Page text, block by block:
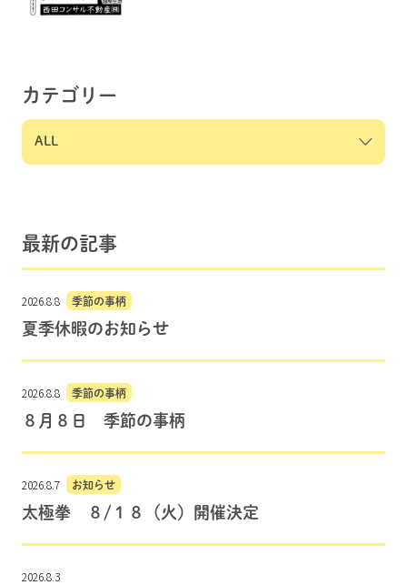
カテゴリー
最新の記事
2026.8.8 季節の事柄
夏季休暇のお知らせ
2026.8.8 季節の事柄
８月８日 季節の事柄
2026.8.7 お知らせ
太極拳 ８/１８（火）開催決定
2026.8.3